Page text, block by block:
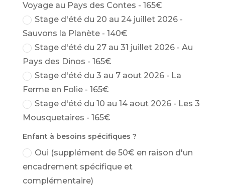
Voyage au Pays des Contes - 165€
Stage d'été du 20 au 24 juillet 2026 -
Sauvons la Planète - 140€
Stage d'été du 27 au 31 juillet 2026 - Au
Pays des Dinos - 165€
Stage d'été du 3 au 7 aout 2026 - La
Ferme en Folie - 165€
Stage d'été du 10 au 14 aout 2026 - Les 3
Mousquetaires - 165€
Enfant à besoins spécifiques ?
Oui (supplément de 50€ en raison d'un
encadrement spécifique et
complémentaire)